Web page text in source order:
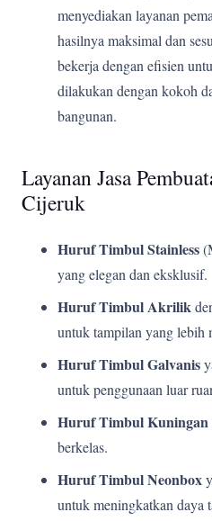
menyediakan layanan
hasilnya maksimal dan
bekerja dengan efisien
dilakukan dengan kokoh
bangunan.
Layanan Jasa
Cijeruk
Huruf Timbul Stainless
yang elegan dan eksklusif.
Huruf Timbul Akrilik
untuk tampilan yang lebih
Huruf Timbul Galvanis
untuk penggunaan luar
Huruf Timbul Kuningan
berkelas.
Huruf Timbul Neonbox
untuk meningkatkan daya